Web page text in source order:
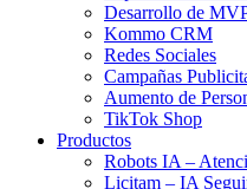
Desarrollo de
Kommo CRM
Redes Sociales
Campañas
Aumento de
TikTok Shop
Productos
Robots IA –
Licitam – IA